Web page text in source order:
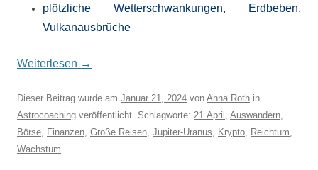
plötzliche Wetterschwankungen, Erdbeben,
Vulkanausbrüche
Weiterlesen →
Dieser Beitrag wurde am Januar 21, 2024 von Anna Roth in
Astrocoaching veröffentlicht. Schlagworte: 21.April , Auswandern,
Börse, Finanzen, Große Reisen, Jupiter-Uranus, Krypto, Reichtum,
Wachstum.